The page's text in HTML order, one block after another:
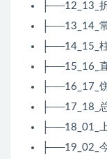
├──12_13_
├──13_14_
├──14_15_
├──15_16_
├──16_17_
├──17_18_
├──18_01_
├──19_02_